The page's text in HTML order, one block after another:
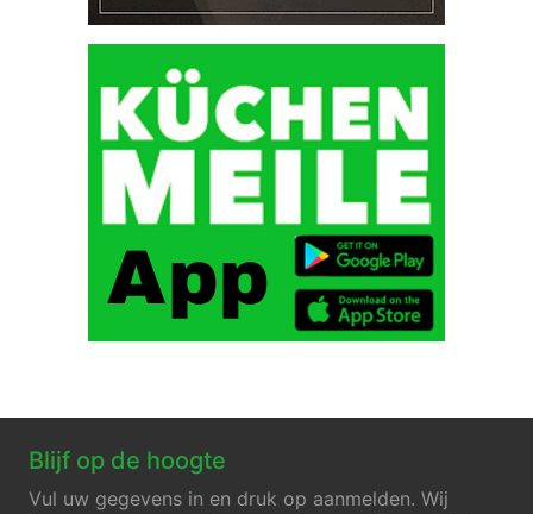
Blijf op de hoogte
Vul uw gegevens in en druk op aanmelden. Wij